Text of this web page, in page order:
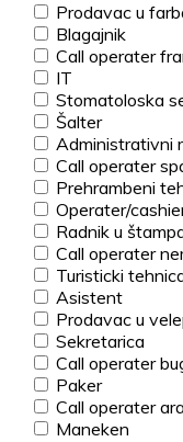
Prodavac u
Blagajnik
Call operater
IT
Stomatoloska
Šalter
Administrativni
Call operater
Prehrambeni
Operater/
Radnik u
Call operater
Turisticki
Asistent
Prodavac u
Sekretarica
Call operater
Paker
Call operater
Maneken